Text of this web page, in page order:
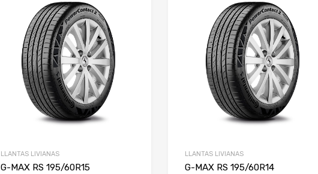
LLANTAS LIVIANAS
G-MAX RS 195/60R15
LLANTAS LIVIANAS
G-MAX RS 195/60R14